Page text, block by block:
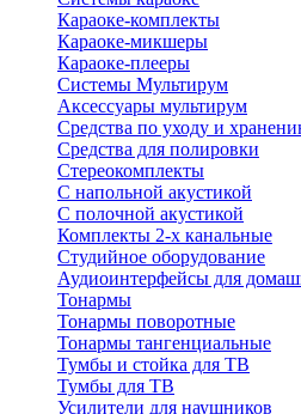
Караоке-комплекты
Караоке-микшеры
Караоке-плееры
Системы Мультирум
Аксессуары мультирум
Средства по уходу и
Средства для полировки
Стереокомплекты
C напольной акустикой
C полочной акустикой
Комплекты 2-х канальные
Студийное оборудование
Аудиоинтерфейсы для
Тонармы
Тонармы поворотные
Тонармы тангенциальные
Тумбы и стойка для ТВ
Тумбы для ТВ
Усилители для наушников